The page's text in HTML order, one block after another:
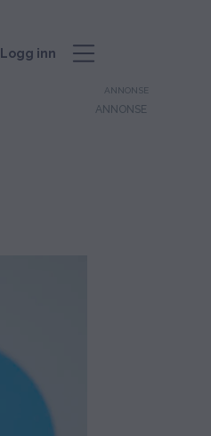
Logg inn
ANNONSE